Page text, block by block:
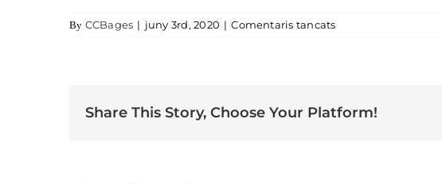
By CCBages | juny 3rd, 2020 | Comentaris tancatsa Món Sant Benet
Share This Story, Choose Your Platform!